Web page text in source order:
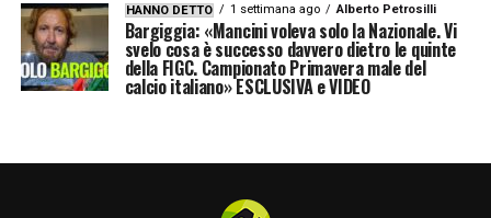
HANNO DETTO 1 settimana ago Alberto Petrosilli
Bargiggia: «Mancini voleva solo la Nazionale. Vi
svelo cosa è successo davvero dietro le quinte
della FIGC. Campionato Primavera male del
calcio italiano» ESCLUSIVA e VIDEO